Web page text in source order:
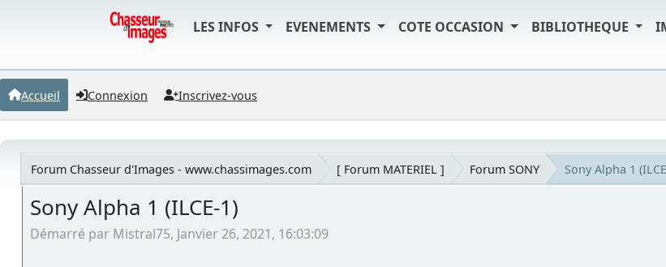
LES INFOS EVENEMENTS COTE OCCASION BIBLIOTHEQUE
Accueil Connexion Inscrivez-vous
Forum Chasseur d'Images - www.chassimages.com [ Forum MATERIEL ] Forum SONY Sony Alpha 1
Sony Alpha 1 (ILCE-1)
Démarré par Mistral75, Janvier 26, 2021, 16:03:09